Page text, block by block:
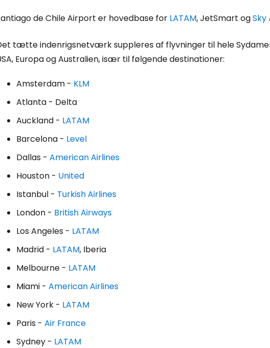
de Chile Airport er hovedbase for LATAM, JetSmart ogSky
tætte indenrigsnetværk suppleres af flyvninger til hele
Europa og Australien, især til følgende destinationer:
Amsterdam - KLM
Atlanta - Delta
Auckland - LATAM
Barcelona - Level
Dallas - American Airlines
Houston - United
Istanbul - Turkish Airlines
London - British Airways
Los Angeles - LATAM
Madrid - LATAM, Iberia
Melbourne - LATAM
Miami - American Airlines
New York - LATAM
Paris - Air France
Sydney - LATAM
Log ind på